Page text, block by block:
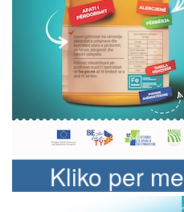
Kliko per me